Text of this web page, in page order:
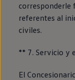
corresponderle
referentes al
civiles.
** 7. Servicio y
El